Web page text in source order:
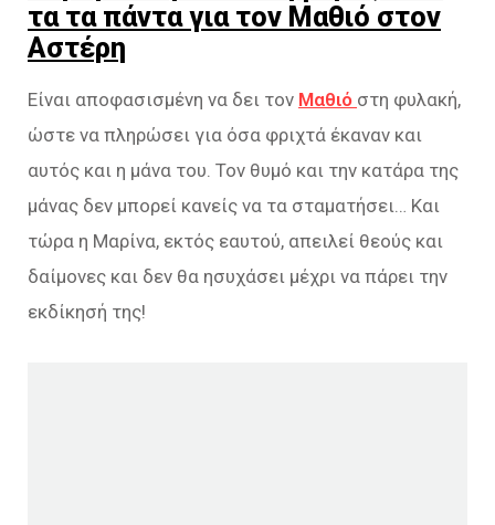
τα τα πάντα για τον Μαθιό στον
Αστέρη
Είναι αποφασισμένη να δει τον Μαθιό στη φυλακή,
ώστε να πληρώσει για όσα φριχτά έκαναν και
αυτός και η μάνα του. Τον θυμό και την κατάρα της
μάνας δεν μπορεί κανείς να τα σταματήσει… Και
τώρα η Μαρίνα, εκτός εαυτού, απειλεί θεούς και
δαίμονες και δεν θα ησυχάσει μέχρι να πάρει την
εκδίκησή της!